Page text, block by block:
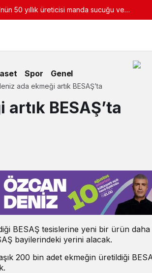
50 yıllık üreticisi manda sucuğu ve
Spor Genel
ada ekmeği artık BESAŞ’ta
BESAŞ’ta
BESAŞ tesislerine yeni bir ürün
bayilerindeki yerini alacak.
200 bin adet ekmeğin üretildiği